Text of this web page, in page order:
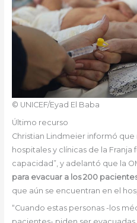
© UNICEF/Eyad El Baba
Último recurso
Christian Lindmeier informó
hospitales y clínicas de la
capacidad”, y adelantó que la
para evacuar a los 200
que aún se encuentran en el
“Cuando estas personas -los